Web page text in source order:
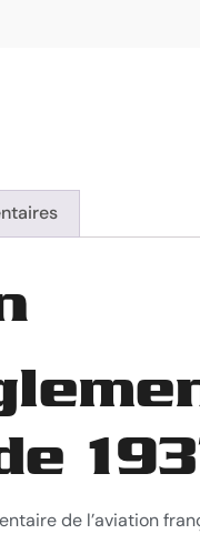
de l’aviation